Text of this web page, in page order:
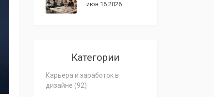
июн 16 2026
Категории
Карьера и заработок в
дизайне (92)